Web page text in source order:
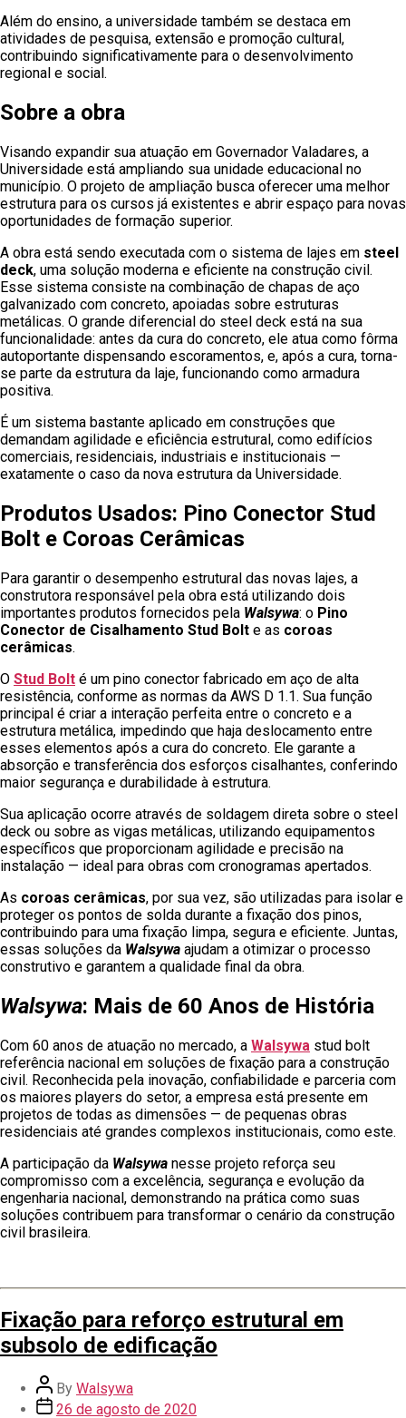
Além do ensino, a universidade também se destaca em
atividades de pesquisa, extensão e promoção cultural,
contribuindo significativamente para o desenvolvimento
regional e social.
Sobre a obra
Visando expandir sua atuação em Governador Valadares, a
Universidade está ampliando sua unidade educacional no
município. O projeto de ampliação busca oferecer uma melhor
estrutura para os cursos já existentes e abrir espaço para novas
oportunidades de formação superior.
A obra está sendo executada com o sistema de lajes em steel
deck, uma solução moderna e eficiente na construção civil.
Esse sistema consiste na combinação de chapas de aço
galvanizado com concreto, apoiadas sobre estruturas
metálicas. O grande diferencial do steel deck está na sua
funcionalidade: antes da cura do concreto, ele atua como fôrma
autoportante dispensando escoramentos, e, após a cura, torna-
se parte da estrutura da laje, funcionando como armadura
positiva.
É um sistema bastante aplicado em construções que
demandam agilidade e eficiência estrutural, como edifícios
comerciais, residenciais, industriais e institucionais —
exatamente o caso da nova estrutura da Universidade.
Produtos Usados: Pino Conector Stud
Bolt e Coroas Cerâmicas
Para garantir o desempenho estrutural das novas lajes, a
construtora responsável pela obra está utilizando dois
importantes produtos fornecidos pela Walsywa: o Pino
Conector de Cisalhamento Stud Bolt e as coroas
cerâmicas.
O Stud Bolt é um pino conector fabricado em aço de alta
resistência, conforme as normas da AWS D 1.1. Sua função
principal é criar a interação perfeita entre o concreto e a
estrutura metálica, impedindo que haja deslocamento entre
esses elementos após a cura do concreto. Ele garante a
absorção e transferência dos esforços cisalhantes, conferindo
maior segurança e durabilidade à estrutura.
Sua aplicação ocorre através de soldagem direta sobre o steel
deck ou sobre as vigas metálicas, utilizando equipamentos
específicos que proporcionam agilidade e precisão na
instalação — ideal para obras com cronogramas apertados.
As coroas cerâmicas, por sua vez, são utilizadas para isolar e
proteger os pontos de solda durante a fixação dos pinos,
contribuindo para uma fixação limpa, segura e eficiente. Juntas,
essas soluções da Walsywa ajudam a otimizar o processo
construtivo e garantem a qualidade final da obra.
Walsywa: Mais de 60 Anos de História
Com 60 anos de atuação no mercado, a Walsywa stud bolt
referência nacional em soluções de fixação para a construção
civil. Reconhecida pela inovação, confiabilidade e parceria com
os maiores players do setor, a empresa está presente em
projetos de todas as dimensões — de pequenas obras
residenciais até grandes complexos institucionais, como este.
A participação da Walsywa nesse projeto reforça seu
compromisso com a excelência, segurança e evolução da
engenharia nacional, demonstrando na prática como suas
soluções contribuem para transformar o cenário da construção
civil brasileira.
Fixação para reforço estrutural em
subsolo de edificação
By Walsywa
26 de agosto de 2020